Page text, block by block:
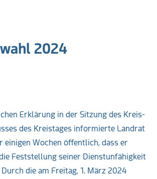
2024
Erklärung in der Sitzung des Kreis-
des Kreistages informierte Landrat
einigen Wochen öffentlich, dass er
Feststellung seiner Dienstunfähigkeit
die am Freitag, 1. März 2024